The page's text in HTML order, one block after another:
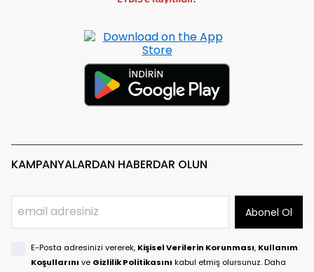
KAMPANYALARDAN HABERDAR OLUN
Abonel Ol
E-Posta adresinizi vererek, Kişisel Verilerin Korunması, Kullanım
Koşullarını ve Gizlilik Politikasını kabul etmiş olursunuz. Daha